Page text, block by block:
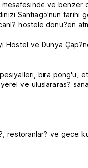
ve benzer
Santiago'nun tarihi
hostele dönü?en
Hostel ve Dünya
bira pong'u,
ve uluslararas?
restoranlar? ve gece